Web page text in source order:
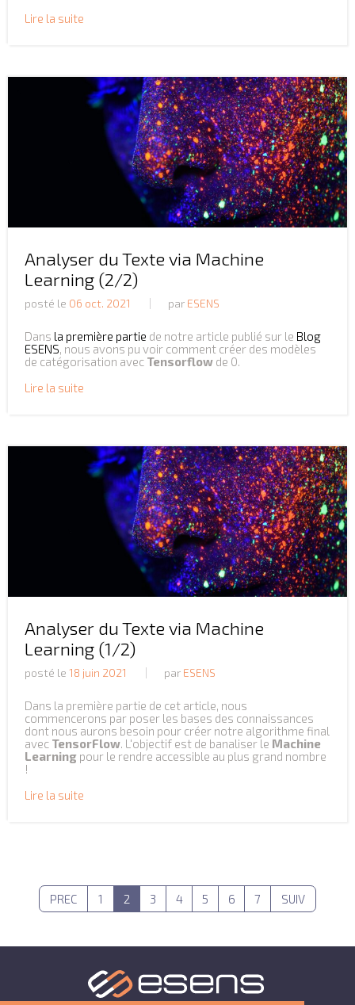
Lire la suite
Analyser du Texte via Machine
Learning (2/2)
posté le 06 oct. 2021 par ESENS
Dans la première partie de notre article publié sur le Blog
ESENS, nous avons pu voir comment créer des modèles
de catégorisation avec Tensorflow de 0.
Lire la suite
Analyser du Texte via Machine
Learning (1/2)
posté le 18 juin 2021 par ESENS
Dans la première partie de cet article, nous
commencerons par poser les bases des connaissances
dont nous aurons besoin pour créer notre algorithme final
avec TensorFlow . L'objectif est de banaliser le Machine
Learning pour le rendre accessible au plus grand nombre
!
Lire la suite
PREC 1 2 3 4 5 6 7 SUIV